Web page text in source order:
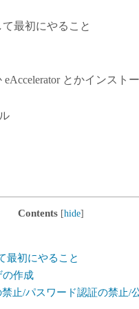
最初にやること
eAccelerator とかインスト
Contents [hide]
最初にやること
の作成
止/パスワード認証の禁止/